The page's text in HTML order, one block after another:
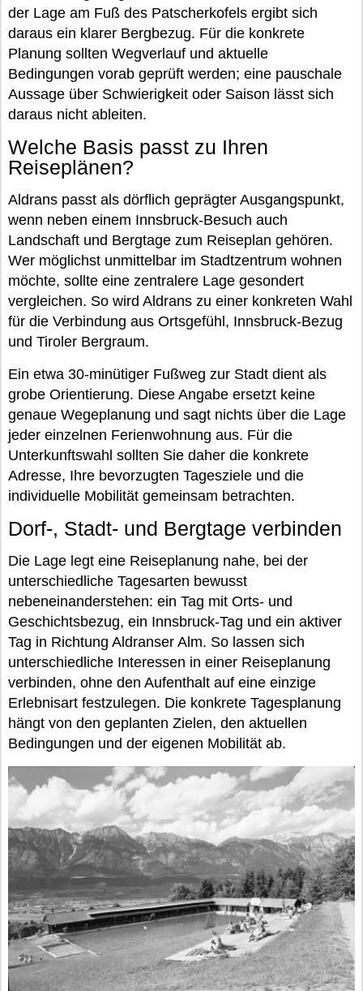
der Lage am Fuß des Patscherkofels ergibt sich
daraus ein klarer Bergbezug. Für die konkrete
Planung sollten Wegverlauf und aktuelle
Bedingungen vorab geprüft werden; eine pauschale
Aussage über Schwierigkeit oder Saison lässt sich
daraus nicht ableiten.
Welche Basis passt zu Ihren
Reiseplänen?
Aldrans passt als dörflich geprägter Ausgangspunkt,
wenn neben einem Innsbruck-Besuch auch
Landschaft und Bergtage zum Reiseplan gehören.
Wer möglichst unmittelbar im Stadtzentrum wohnen
möchte, sollte eine zentralere Lage gesondert
vergleichen. So wird Aldrans zu einer konkreten Wahl
für die Verbindung aus Ortsgefühl, Innsbruck-Bezug
und Tiroler Bergraum.
Ein etwa 30-minütiger Fußweg zur Stadt dient als
grobe Orientierung. Diese Angabe ersetzt keine
genaue Wegeplanung und sagt nichts über die Lage
jeder einzelnen Ferienwohnung aus. Für die
Unterkunftswahl sollten Sie daher die konkrete
Adresse, Ihre bevorzugten Tagesziele und die
individuelle Mobilität gemeinsam betrachten.
Dorf-, Stadt- und Bergtage verbinden
Die Lage legt eine Reiseplanung nahe, bei der
unterschiedliche Tagesarten bewusst
nebeneinanderstehen: ein Tag mit Orts- und
Geschichtsbezug, ein Innsbruck-Tag und ein aktiver
Tag in Richtung Aldranser Alm. So lassen sich
unterschiedliche Interessen in einer Reiseplanung
verbinden, ohne den Aufenthalt auf eine einzige
Erlebnisart festzulegen. Die konkrete Tagesplanung
hängt von den geplanten Zielen, den aktuellen
Bedingungen und der eigenen Mobilität ab.